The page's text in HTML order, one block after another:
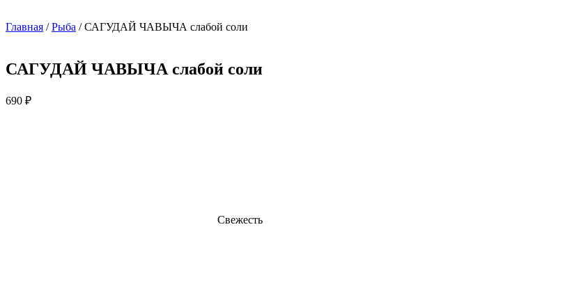
Главная /Рыба / САГУДАЙ ЧАВЫЧА слабой соли
САГУДАЙ ЧАВЫЧА слабой соли
690 ₽
Свежесть